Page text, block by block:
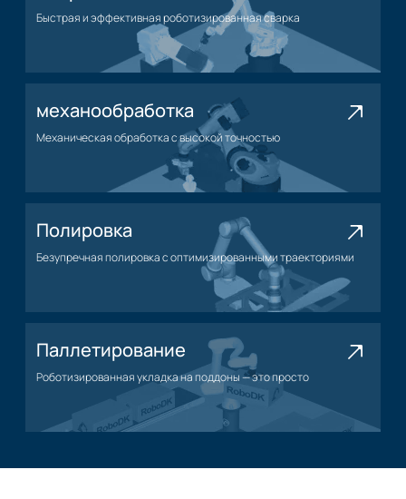
Быстрая и эффективная роботизированная сварка
Применение сварки
механообработка
Механическая обработка с высокой точностью
Применение механической обработки
Полировка
Безупречная полировка с оптимизированными траекториями
Паллетирование
Роботизированная укладка на поддоны — это просто
Применение паллетирования